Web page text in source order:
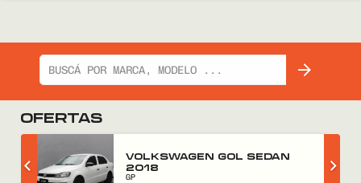
OFERTAS
VOLKSWAGEN GOL SEDAN
2018
GP